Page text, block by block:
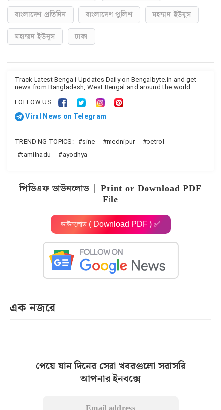
বাংলাদেশ প্রতিদিন
বাংলাদেশ পুলিশ
মহম্মদ ইউনুস
মহাম্মদ ইউনূস
ঢাকা
Track Latest Bengali Updates Daily on Bengalbyte.in and get
news from Bangladesh, West Bengal and around the world.
FOLLOW US:
Viral News on Telegram
TRENDING TOPICS: sine mednipur
petrol
tamilnadu
ayodhya
পিডিএফ ডাউনলোড | Print or Download PDF
File
ডাউনলোড ( Download PDF ) ✅
এক নজরে
পেয়ে যান দিনের সেরা খবরগুলো সরাসরি
আপনার ইনবক্সে